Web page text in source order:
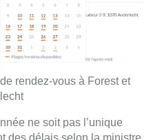
rendez-vous à Forest et
ne soit pas l’unique